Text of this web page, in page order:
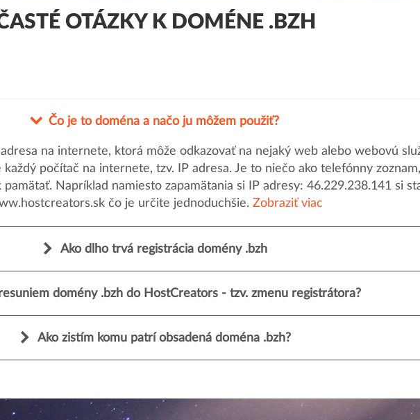
OTÁZKY K DOMÉNE .BZH
Čo je to doména a načo ju môžem použiť?
na internete, ktorá môže odkazovať na nejaký web alebo webovú
počítač na internete, tzv. IP adresa. Je to niečo ako telefónny
Napríklad namiesto zapamätania si IP adresy: 46.229.238.141 si
čo je určite jednoduchšie. Zobraziť viac
Ako dlho trvá registrácia domény .bzh
domény .bzh do HostCreators - tzv. zmenu registrátora?
Ako zistím komu patrí obsadená doména .bzh?